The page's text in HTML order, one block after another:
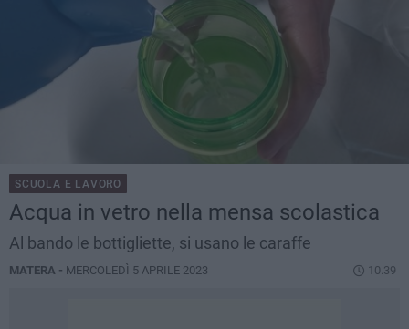
SCUOLA E LAVORO
Acqua in vetro nella mensa scolastica
Al bando le bottigliette, si usano le caraffe
MATERA - MERCOLEDÌ 5 APRILE 2023 10.39